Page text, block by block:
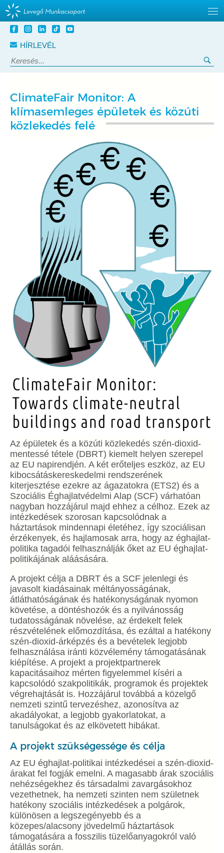
Tovább
tartalomra
HÍRLEVÉL
Keresés:
ClimateFair Monitor: A
klímasemleges épületek és közúti
közlekedés felé
Az épületek és a közúti közlekedés szén-dioxid-
mentessé tétele (DBRT) kiemelt helyen szerepel
az EU napirendjén. A két erőteljes eszköz, az EU
kibocsátáskereskedelmi rendszerének
kiterjesztése ezekre az ágazatokra (ETS2) és a
Szociális Éghajlatvédelmi Alap (SCF) várhatóan
nagyban hozzájárul majd ehhez a célhoz. Ezek az
intézkedések szorosan kapcsolódnak a
háztartások mindennapi életéhez, így szociálisan
érzékenyek, és hajlamosak arra, hogy az éghajlat-
politika tagadói felhasználják őket az EU éghajlat-
politikájának aláásására.
A projekt célja a DBRT és a SCF jelenlegi és
javasolt kiadásainak méltányosságának,
átláthatóságának és hatékonyságának nyomon
követése, a döntéshozók és a nyilvánosság
tudatosságának növelése, az érdekelt felek
részvételének előmozdítása, és ezáltal a hatékony
szén-dioxid-árképzés és a bevételek legjobb
felhasználása iránti közvélemény támogatásának
kiépítése. A projekt a projektpartnerek
kapacitásaihoz mérten figyelemmel kíséri a
kapcsolódó szakpolitikák, programok és projektek
végrehajtását is. Hozzájárul továbbá a közelgő
nemzeti szintű tervezéshez, azonosítva az
akadályokat, a legjobb gyakorlatokat, a
tanulságokat és az elkövetett hibákat.
A projekt szükségessége és célja
Az EU éghajlat-politikai intézkedései a szén-dioxid-
árakat fel fogják emelni. A magasabb árak szociális
nehézségekhez és társadalmi zavargásokhoz
vezethetnek, ha nemzeti szinten nem születnek
hatékony szociális intézkedések a polgárok,
különösen a legszegényebb és a
közepes/alacsony jövedelmű háztartások
támogatására a fosszilis tüzelőanyagokról való
átállás során.